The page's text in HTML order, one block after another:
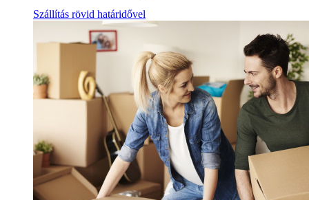
Szállítás rövid határidővel